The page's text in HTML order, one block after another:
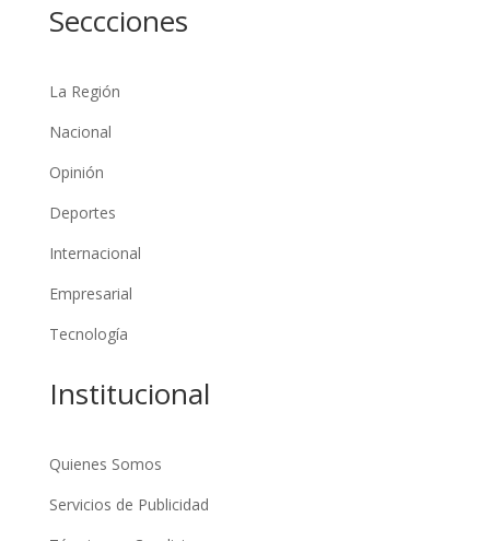
Seccciones
La Región
Nacional
Opinión
Deportes
Internacional
Empresarial
Tecnología
Institucional
Quienes Somos
Servicios de Publicidad